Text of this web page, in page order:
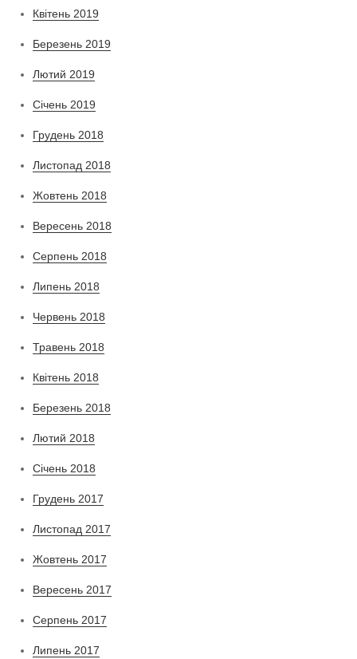
Квітень 2019
Березень 2019
Лютий 2019
Січень 2019
Грудень 2018
Листопад 2018
Жовтень 2018
Вересень 2018
Серпень 2018
Липень 2018
Червень 2018
Травень 2018
Квітень 2018
Березень 2018
Лютий 2018
Січень 2018
Грудень 2017
Листопад 2017
Жовтень 2017
Вересень 2017
Серпень 2017
Липень 2017